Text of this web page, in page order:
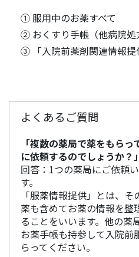
① 服用中のお薬すべて
② おくすり手帳（他病院処
③ 「入院前薬剤関連情報提
よくあるご質問
「複数の薬局で薬をもら
に依頼するのでしょうか？」
回答：1つの薬局にご依頼
す。
「服薬情報提供」とは、
薬も含めてお薬の情報を整
ることをいいます。他の薬
お薬手帳も持参して入院前
らってください。